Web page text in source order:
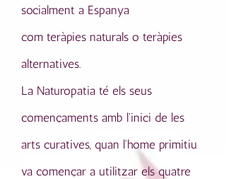
socialment a Espanya
com teràpies naturals o teràpies
alternatives.
La Naturopatia té els seus
començaments amb l'inici de les
arts curatives, quan l'home primitiu
va començar a utilitzar els quatre